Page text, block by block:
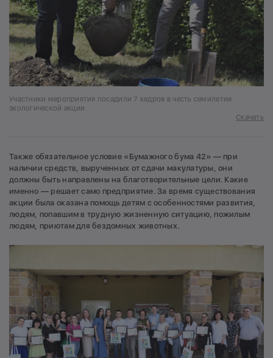
Участники мероприятия посадили 7 кедров в честь семилетия
экологической акции
Скачать
Также обязательное условие «Бумажного бума 42» — при
наличии средств, вырученных от сдачи макулатуры, они
должны быть направлены на благотворительные цели. Какие
именно — решает само предприятие. За время существования
акции была оказана помощь детям с особенностями развития,
людям, попавшим в трудную жизненную ситуацию, пожилым
людям, приютам для бездомных животных.